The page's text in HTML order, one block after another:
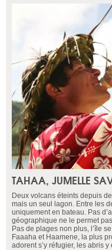
TAHAA, JUMELLE
Deux volcans éteints depuis
mais un seul lagon. Entre les
uniquement en bateau. Pas
géographique ne le permet
Pas de plages non plus, l’île
Faaaha et Haamene, la plus
adorent s’y réfugier, les abris y